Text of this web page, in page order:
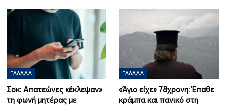
ΕΛΛΆΔΑ
Σοκ: Απατεώνες «έκλεψαν»
τη φωνή μητέρας με
ΕΛΛΆΔΑ
«Άγιο είχε» 78χρονη: Έπαθε
κράμπα και πανικό στη